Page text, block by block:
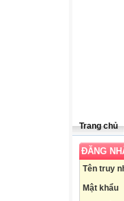
Trang chủ
ĐĂNG
Tên truy
Mật khẩu